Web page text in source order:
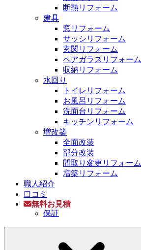
断熱リフォーム
建具
窓リフォーム
サッシリフォーム
玄関リフォーム
ペアガラスリフォーム
収納リフォーム
水回り
トイレリフォーム
お風呂リフォーム
洗面台リフォーム
キッチンリフォーム
増改築
全面改装
部分改装
間取り変更リフォーム
増築リフォーム
職人紹介
口コミ
無料お見積
保証